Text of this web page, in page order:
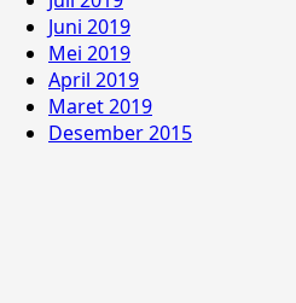
Juni 2019
Mei 2019
April 2019
Maret 2019
Desember 2015